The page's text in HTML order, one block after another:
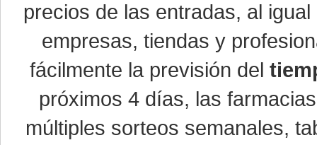
precios de las entradas, al
empresas, tiendas y
fácilmente la previsión del
próximos 4 días, las
múltiples sorteos semanales,